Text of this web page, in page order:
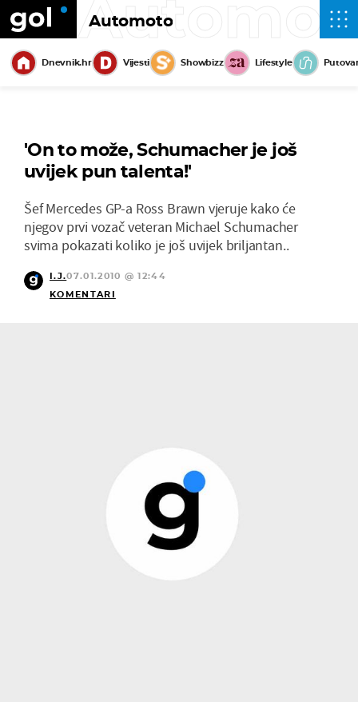
Automoto
Dnevnik.hr Vijesti Showbizz Lifestyle
'On to može, Schumacher je još
uvijek pun talenta!'
Šef Mercedes GP-a Ross Brawn vjeruje kako će
njegov prvi vozač veteran Michael Schumacher
svima pokazati koliko je još uvijek briljantan..
I.J.07.01.2010 @ 12:44
KOMENTARI